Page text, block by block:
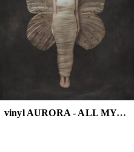
vinyl AURORA - ALL MY DEMONS GREETING